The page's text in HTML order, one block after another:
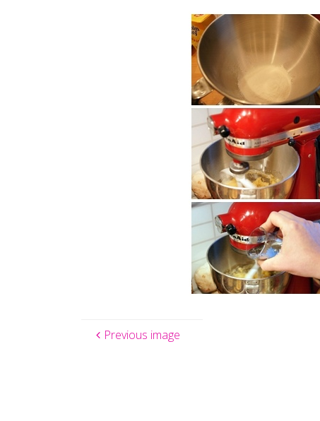
Previous image